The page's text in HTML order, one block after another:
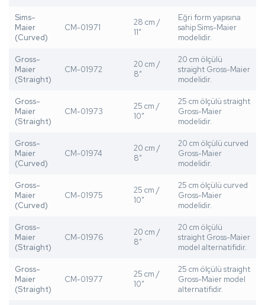
Sims-
Maier
(Curved)
CM-01971
28 cm /
11”
Eğri form yapısına
sahip Sims-Maier
modelidir.
Gross-
Maier
(Straight)
CM-01972
20 cm /
8”
20 cm ölçülü
straight Gross-Maier
modelidir.
Gross-
Maier
(Straight)
CM-01973
25 cm /
10”
25 cm ölçülü straight
Gross-Maier
modelidir.
Gross-
Maier
(Curved)
CM-01974
20 cm /
8”
20 cm ölçülü curved
Gross-Maier
modelidir.
Gross-
Maier
(Curved)
CM-01975
25 cm /
10”
25 cm ölçülü curved
Gross-Maier
modelidir.
Gross-
Maier
(Straight)
CM-01976
20 cm /
8”
20 cm ölçülü
straight Gross-Maier
model alternatifidir.
Gross-
Maier
(Straight)
CM-01977
25 cm /
10”
25 cm ölçülü straight
Gross-Maier model
alternatifidir.